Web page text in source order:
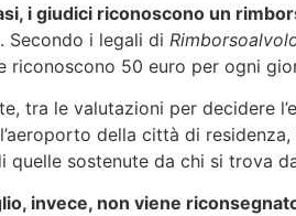
i giudici riconoscono un
Secondo i legali di
riconoscono 50 euro per ogni
tra le valutazioni per decidere
della città di
quelle sostenute da chi si trova
invece, non viene